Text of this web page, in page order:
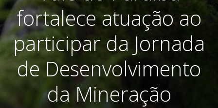
fortalece atuação ao
participar da Jornada
de Desenvolvimento
da Mineração